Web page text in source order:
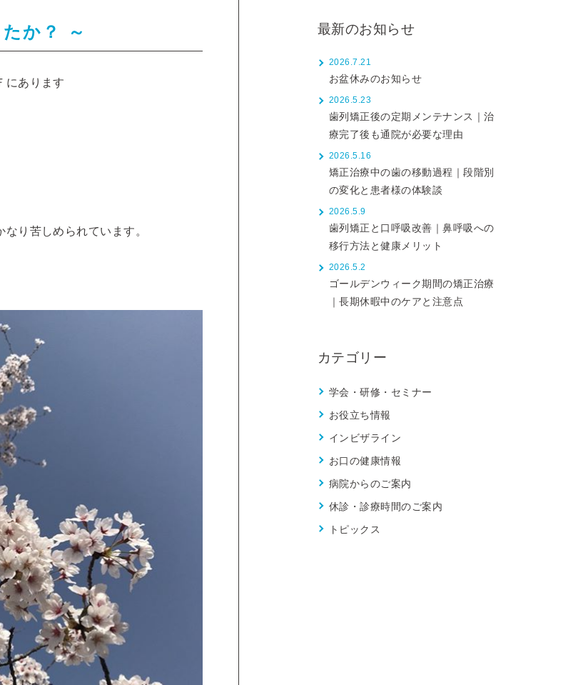
か？ ～
にあります
り苦しめられています。
最新のお知らせ
2026.7.21
お盆休みのお知らせ
2026.5.23
歯列矯正後の定期メンテナンス｜治
療完了後も通院が必要な理由
2026.5.16
矯正治療中の歯の移動過程｜段階別
の変化と患者様の体験談
2026.5.9
歯列矯正と口呼吸改善｜鼻呼吸への
移行方法と健康メリット
2026.5.2
ゴールデンウィーク期間の矯正治療
｜長期休暇中のケアと注意点
カテゴリー
学会・研修・セミナー
お役立ち情報
インビザライン
お口の健康情報
病院からのご案内
休診・診療時間のご案内
トピックス